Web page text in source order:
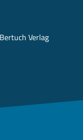
Verlag